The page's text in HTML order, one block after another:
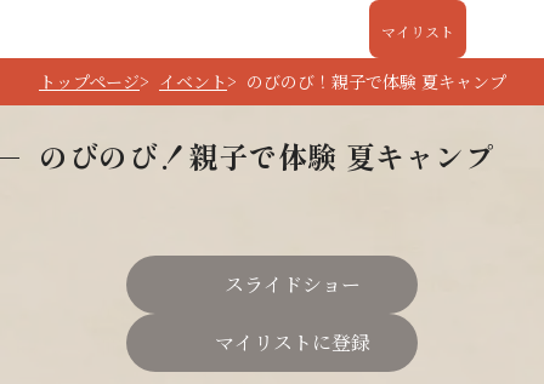
マイリスト
トップページ イベント のびのび！親子で体験 夏キャンプ
のびのび！親子で体験 夏キャンプ
スライドショー
マイリストに登録